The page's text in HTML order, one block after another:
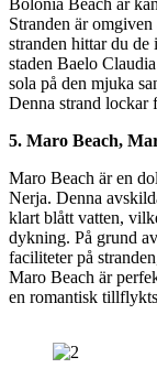
Stranden är
stranden hittar du de
staden Baelo
sola på den mjuka
Denna strand lockar
5. Maro Beach,
Maro Beach är en
Nerja. Denna
klart blått vatten,
dykning. På grund
faciliteter på
Maro Beach är
en romantisk